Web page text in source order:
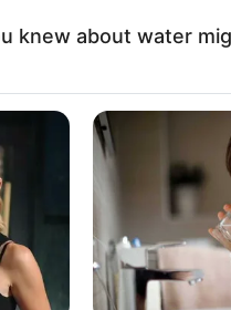
ശേഷം സമീപത്തെ
നേരെ
നിലവില്‍
നാല് കാട്ടാനകളാണ്
knew about water